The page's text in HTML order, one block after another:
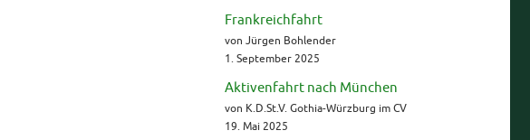
Frankreichfahrt
von Jürgen Bohlender
1. September 2025
Aktivenfahrt nach München
von K.D.St.V. Gothia-Würzburg im CV
19. Mai 2025